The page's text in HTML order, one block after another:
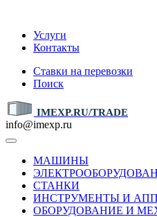
Услуги
Контакты
Ставки на перевозки
Поиск
IMEXP.RU/TRADE
info@imexp.ru
МАШИНЫ
СТАНКИ
ИНСТРУМЕНТЫ И
ОБОРУДОВАНИЕ И